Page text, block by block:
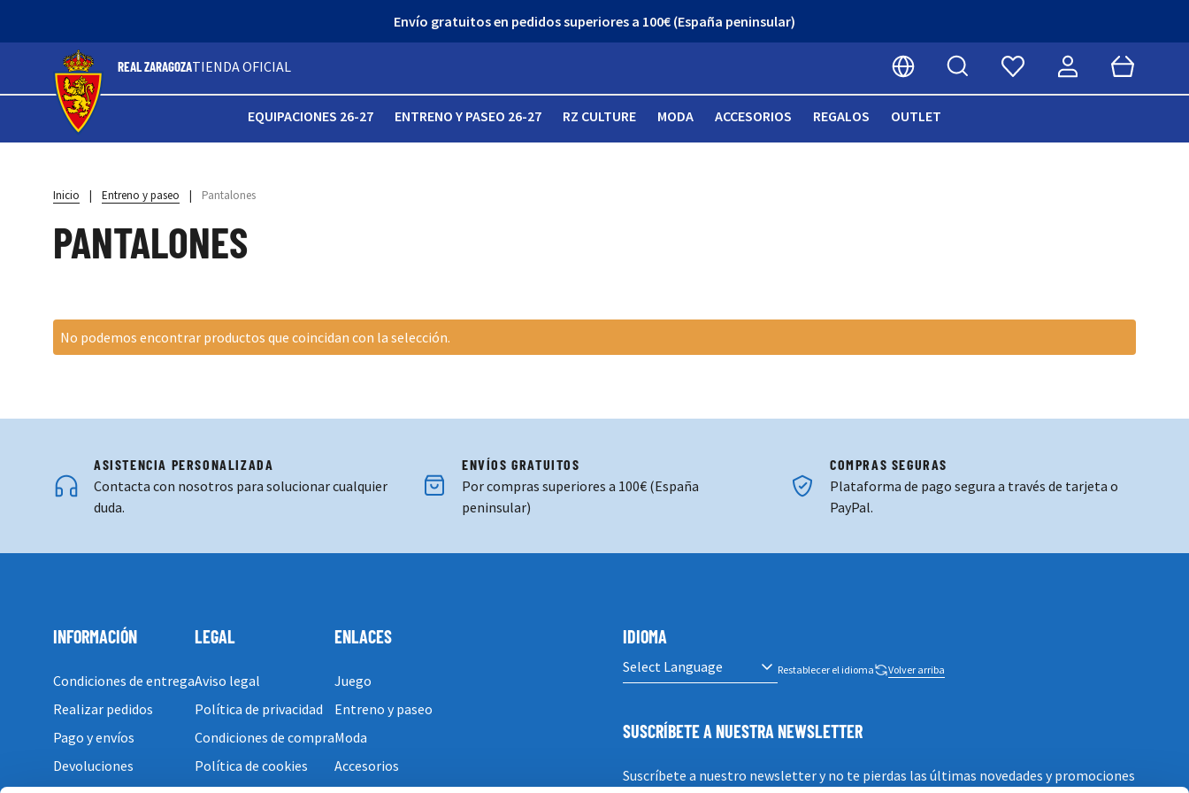
Envío gratuitos en pedidos superiores a 100€ (España peninsular)
REAL ZARAGOZATIENDA OFICIAL
Buscar Cart
EQUIPACIONES 26-27 ENTRENO Y PASEO 26-27 RZ CULTURE MODA ACCESORIOS REGALOS OUTLET
Inicio | Entreno y paseo | Pantalones
PANTALONES
No podemos encontrar productos que coincidan con la selección.
ASISTENCIA PERSONALIZADA
Contacta con nosotros para solucionar cualquier
duda.
ENVÍOS GRATUITOS
Por compras superiores a 100€ (España
peninsular)
COMPRAS SEGURAS
Plataforma de pago segura a través de tarjeta o
PayPal.
INFORMACIÓN
Condiciones de entrega
Realizar pedidos
Pago y envíos
Devoluciones
LEGAL
Aviso legal
Política de privacidad
Condiciones de compra
Política de cookies
ENLACES
Juego
Entreno y paseo
Moda
Accesorios
IDIOMA
Restablecer el idioma Volver arriba
SUSCRÍBETE A NUESTRA NEWSLETTER
Suscríbete a nuestro newsletter y no te pierdas las últimas novedades y promociones